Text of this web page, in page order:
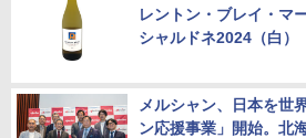
レントン・ブレイ・マ
シャルドネ2024（白）
メルシャン、日本を世
ン応援事業」開始。北